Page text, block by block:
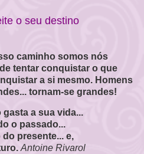
o seu destino
caminho somos nós
tentar conquistar o que
a si mesmo. Homens
tornam-se grandes!
gasta a sua vida...
o passado...
presente... e,
Antoine Rivarol